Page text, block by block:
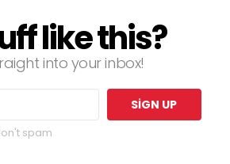
like this?
into your inbox!
spam